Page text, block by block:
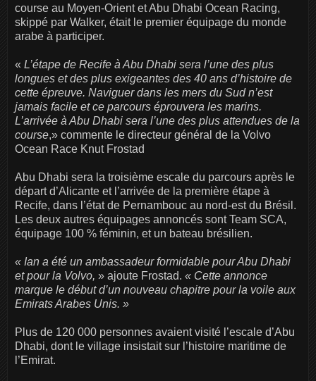
course au Moyen-Orient et Abu Dhabi Ocean Racing,
skippé par Walker, était le premier équipage du monde
arabe à participer.
« L’étape de Recife à Abu Dhabi sera l’une des plus
longues et des plus exigeantes des 40 ans d’histoire de
cette épreuve. Naviguer dans les mers du Sud n’est
jamais facile et ce parcours éprouvera les marins.
L’arrivée à Abu Dhabi sera l’une des plus attendues de la
course,» commente le directeur général de la Volvo
Ocean Race Knut Frostad
Abu Dhabi sera la troisième escale du parcours après le
départ d’Alicante et l’arrivée de la première étape à
Recife, dans l’état de Pernambouc au nord-est du Brésil.
Les deux autres équipages annoncés sont Team SCA,
équipage 100 % féminin, et un bateau brésilien.
« Ian a été un ambassadeur formidable pour Abu Dhabi
et pour la Volvo, » ajoute Frostad. « Cette annonce
marque le début d’un nouveau chapitre pour la voile aux
Emirats Arabes Unis. »
Plus de 120 000 personnes avaient visité l’escale d’Abu
Dhabi, dont le village insistait sur l’histoire maritime de
l’Emirat.